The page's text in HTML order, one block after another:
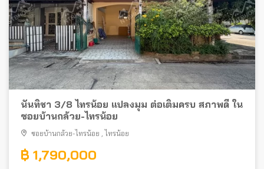
นันทิชา 3/8 ไทรน้อย แปลงมุม ต่อเติมครบ สภาพดี ใน
ซอยบ้านกล้วย-ไทรน้อย
ซอยบ้านกล้วย-ไทรน้อย , ไทรน้อย
฿ 1,790,000